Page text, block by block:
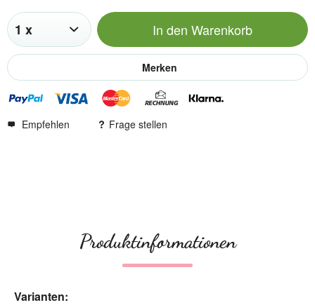
In den Warenkorb
Merken
Empfehlen Frage stellen
Produktinformationen
Varianten: